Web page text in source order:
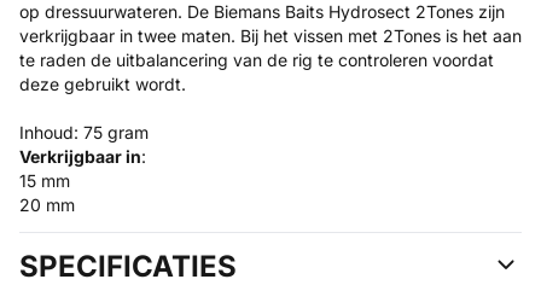
op dressuurwateren. De Biemans Baits Hydrosect 2Tones zijn
verkrijgbaar in twee maten. Bij het vissen met 2Tones is het aan
te raden de uitbalancering van de rig te controleren voordat
deze gebruikt wordt.
Inhoud: 75 gram
Verkrijgbaar in:
15 mm
20 mm
SPECIFICATIES